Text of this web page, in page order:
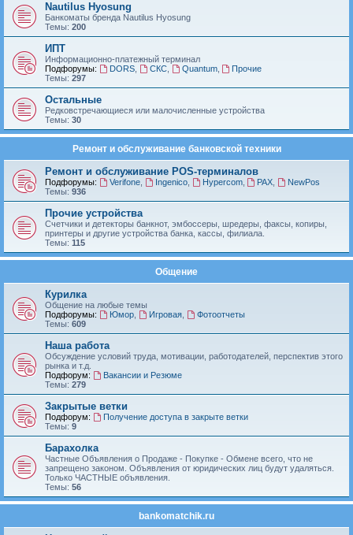
Nautilus Hyosung
Банкоматы бренда Nautilus Hyosung
Темы: 200
ИПТ
Информационно-платежный терминал
Подфорумы:
DORS, СКС, Quantum,
Прочие
Темы: 297
Остальные
Редковстречающиеся или малочисленные устройства
Темы: 30
Ремонт и обслуживание банковской техники
Ремонт и обслуживание POS-терминалов
Подфорумы: Verifone, Ingenico, Hypercom, PAX
NewPos
Темы: 936
Прочие устройства
Счетчики и детекторы банкнот, эмбоссеры, шредеры, факсы, копиры,
принтеры и другие устройства банка, кассы, филиала.
Темы: 115
Общение
Курилка
Общение на любые темы
Подфорумы:
Юмор, Игровая,
Фотоотчеты
Темы: 609
Наша работа
Обсуждение условий труда, мотивации, работодателей, перспектив этого
рынка и т.д.
Подфорум:
Вакансии и Резюме
Темы: 279
Закрытые ветки
Подфорум:
Получение доступа в закрыте ветки
Темы: 9
Барахолка
Частные Объявления о Продаже - Покупке - Обмене всего, что не
запрещено законом. Объявления от юридических лиц будут удаляться.
Только ЧАСТНЫЕ объявления.
Темы: 56
bankomatchik.ru